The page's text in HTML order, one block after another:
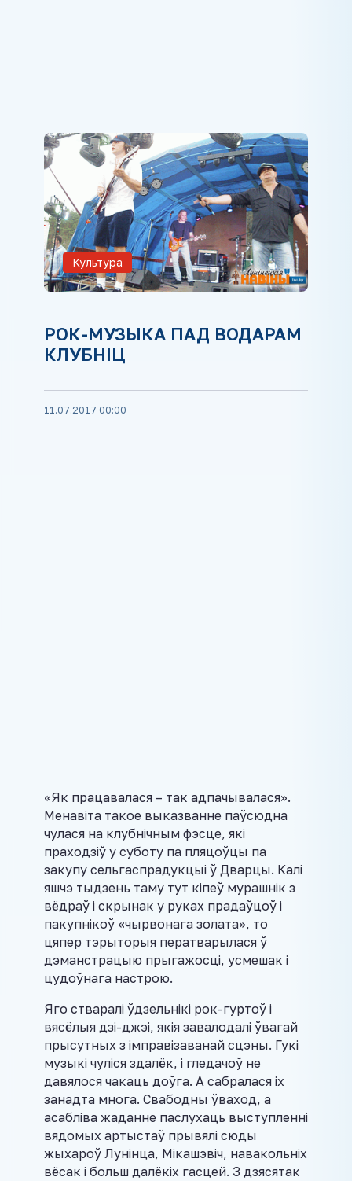
Культура
РОК-МУЗЫКА ПАД ВОДАРАМ
КЛУБНІЦ
11.07.2017 00:00
«Як працавалася – так адпачывалася».
Менавіта такое выказванне паўсюдна
чулася на клубнічным фэсце, які
праходзіў у суботу па пляцоўцы па
закупу сельгаспрадукцыі ў Дварцы. Калі
яшчэ тыдзень таму тут кіпеў мурашнік з
вёдраў і скрынак у руках прадаўцоў і
пакупнікоў «чырвонага золата», то
цяпер тэрыторыя ператварылася ў
дэманстрацыю прыгажосці, усмешак і
цудоўнага настрою.
Яго стваралі ўдзельнікі рок-гуртоў і
вясёлыя дзі-джэі, якія завалодалі ўвагай
прысутных з імправізаванай сцэны. Гукі
музыкі чуліся здалёк, і гледачоў не
давялося чакаць доўга. А сабралася іх
занадта многа. Свабодны ўваход, а
асабліва жаданне паслухаць выступленні
вядомых артыстаў прывялі сюды
жыхароў Лунінца, Мікашэвіч, навакольніх
вёсак і больш далёкіх гасцей. З дзясятак